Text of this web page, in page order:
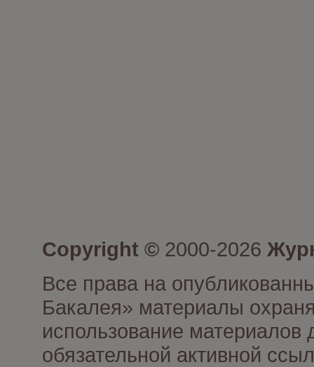
Copyright © 2000-2026
Все права на
Бакалея» материалы
использование материалов
обязательной активной